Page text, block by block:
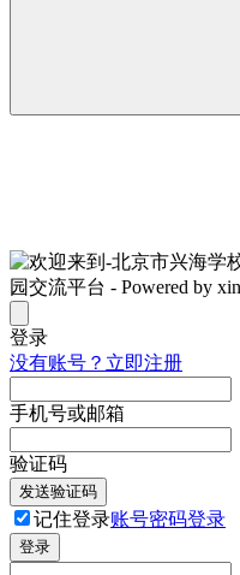
登录
没有账号？立即注册
手机号或邮箱
验证码
发送验证码
记住登录账号密码登录
登录